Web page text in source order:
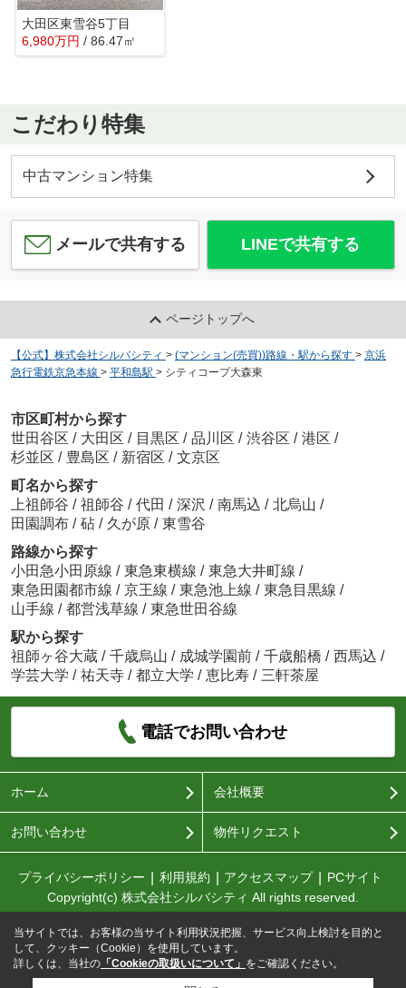
大田区東雪谷5丁目
6,980万円 / 86.47㎡
こだわり特集
中古マンション特集
メールで共有する LINEで共有する
ページトップへ
【公式】株式会社シルバシティ > (マンション(売買))路線・駅から探す > 京浜
急行電鉄京急本線 > 平和島駅 > シティコープ大森東
市区町村から探す
世田谷区 / 大田区 / 目黒区 / 品川区 / 渋谷区 / 港区 /
杉並区 / 豊島区 / 新宿区 / 文京区
町名から探す
上祖師谷 / 祖師谷 / 代田 / 深沢 / 南馬込 / 北烏山 /
田園調布 / 砧 / 久が原 / 東雪谷
路線から探す
小田急小田原線 / 東急東横線 / 東急大井町線 /
東急田園都市線 / 京王線 / 東急池上線 / 東急目黒線 /
山手線 / 都営浅草線 / 東急世田谷線
駅から探す
祖師ヶ谷大蔵 / 千歳烏山 / 成城学園前 / 千歳船橋 / 西馬込 /
学芸大学 / 祐天寺 / 都立大学 / 恵比寿 / 三軒茶屋
電話でお問い合わせ
ホーム 会社概要
お問い合わせ 物件リクエスト
プライバシーポリシー 利用規約 アクセスマップ
PCサイト
Copyright(c) 株式会社シルバシティ All rights reserved.
当サイトでは、お客様の当サイト利用状況把握、サービス向上検討を目的と
して、クッキー（Cookie）を使用しています。
詳しくは、当社の 「Cookieの取扱いについて」 をご確認ください。